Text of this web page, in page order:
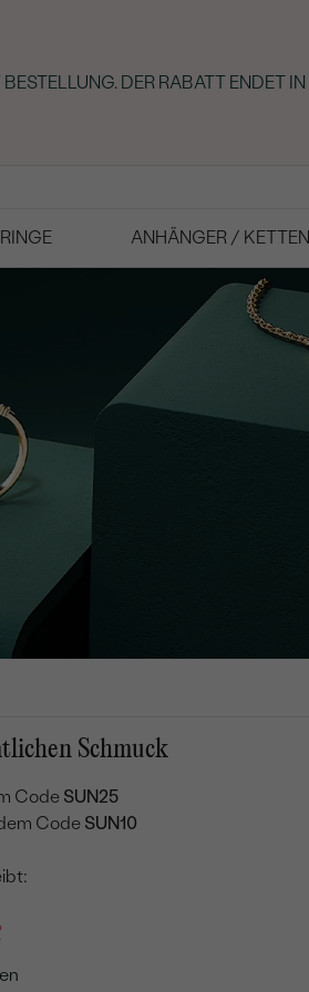
DER RABATT ENDET IN
ANHÄNGER / KETTEN
Schmuck
Code SUN25
Code SUN10